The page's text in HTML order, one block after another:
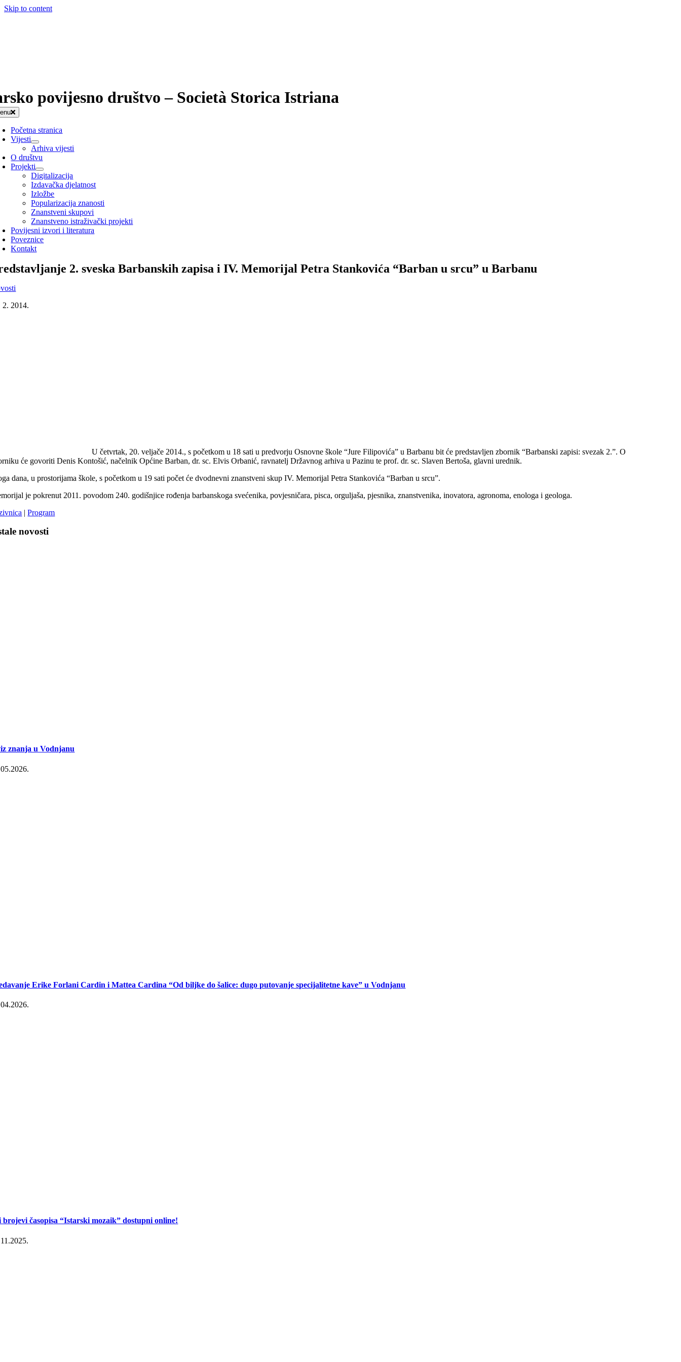
Skip to content
povijesno društvo – Società Storica Istriana
Početna stranica
Vijesti
Arhiva vijesti
O društvu
Projekti
Digitalizacija
Izdavačka djelatnost
Izložbe
Popularizacija znanosti
Znanstveni skupovi
Znanstveno istraživački projekti
Povijesni izvori i literatura
Poveznice
Kontakt
2. sveska Barbanskih zapisa i IV. Memorijal Petra Stankovića “Barban u srcu” u Barbanu
2. 2014.
U četvrtak, 20. veljače 2014., s početkom u 18 sati u predvorju Osnovne škole “Jure Filipovića” u Barbanu bit će predstavljen zbornik “Barbanski zapisi: svezak 2.”. O
će govoriti Denis Kontošić, načelnik Općine Barban, dr. sc. Elvis Orbanić, ravnatelj Državnog arhiva u Pazinu te prof. dr. sc. Slaven Bertoša, glavni urednik.
dana, u prostorijama škole, s početkom u 19 sati počet će dvodnevni znanstveni skup IV. Memorijal Petra Stankovića “Barban u srcu”.
je pokrenut 2011. povodom 240. godišnjice rođenja barbanskoga svećenika, povjesničara, pisca, orguljaša, pjesnika, znanstvenika, inovatora, agronoma, enologa i geologa.
|Program
novosti
znanja u Vodnjanu
Erike Forlani Cardin i Mattea Cardina “Od biljke do šalice: dugo putovanje specijalitetne kave” u Vodnjanu
brojevi časopisa “Istarski mozaik” dostupni online!